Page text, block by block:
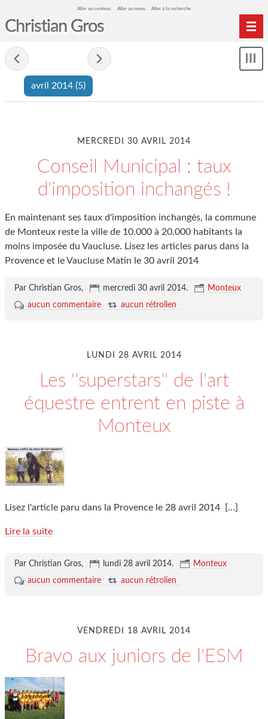
Aller au contenu Aller au menu Aller à la recherche
Christian Gros
avril 2014 (5)
MERCREDI 30 AVRIL 2014
Conseil Municipal : taux
d'imposition inchangés !
En maintenant ses taux d'imposition inchangés, la commune
de Monteux reste la ville de 10.000 à 20.000 habitants la
moins imposée du Vaucluse. Lisez les articles parus dans la
Provence et le Vaucluse Matin le 30 avril 2014
Par Christian Gros, mercredi 30 avril 2014.
Monteux
aucun commentaire
aucun rétrolien
LUNDI 28 AVRIL 2014
Les ''superstars'' de l'art
équestre entrent en piste à
Monteux
Lisez l'article paru dans la Provence le 28 avril 2014 […]
Lire la suite
Par Christian Gros, lundi 28 avril 2014.
Monteux
aucun commentaire
aucun rétrolien
VENDREDI 18 AVRIL 2014
Bravo aux juniors de l'ESM